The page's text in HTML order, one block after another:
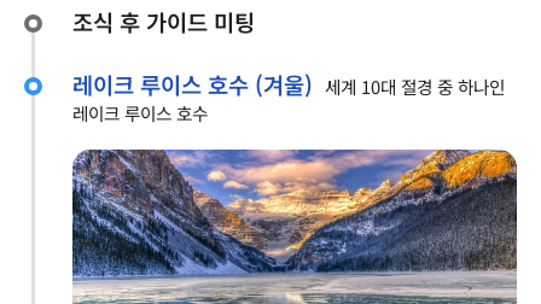
조식 후 가이드 미팅
레이크 루이스 호수 (겨울) 세계 10대 절경 중 하나인
레이크 루이스 호수